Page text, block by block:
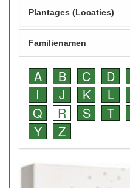
Plantages (Locaties)
Familienamen
A B C D
I
J K L
Q
R S T
Y
Z